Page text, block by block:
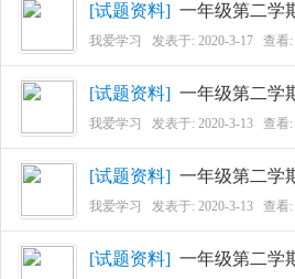
[试题资料] 一年级第二学
我爱学习 发表于: 2020-3-17 查看:
[试题资料] 一年级第二学
我爱学习 发表于: 2020-3-13 查看:
[试题资料] 一年级第二学
我爱学习 发表于: 2020-3-13 查看:
[试题资料] 一年级第二学